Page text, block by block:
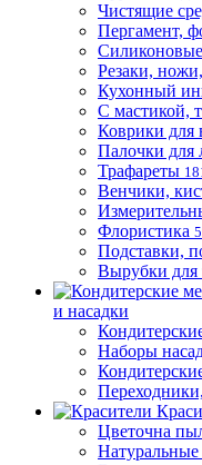
Чистящие
Пергамент,
Резаки,
Кухонный
С мастикой,
Коврики для
Палочки для
Трафареты
Венчики,
Флористика
Подставки,
Вырубки для
и насадки
Наборы
Цветочна
Натуральные